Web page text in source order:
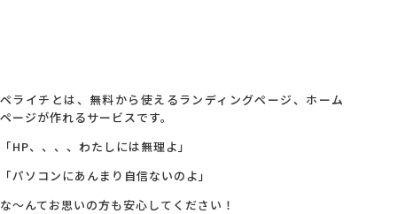
ペライチとは、無料から使えるランディングページ、ホーム
ページが作れるサービスです。
「HP、、、、わたしには無理よ」
「パソコンにあんまり自信ないのよ」
な～んてお思いの方も安心してください！